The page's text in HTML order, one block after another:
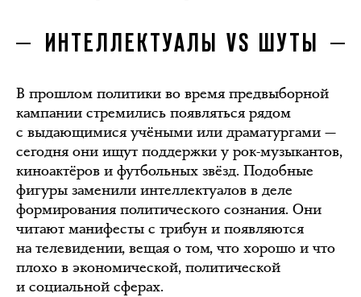
ИНТЕЛЛЕКТУАЛЫ VS ШУТЫ
В прошлом политики во время предвыборной
кампании стремились появляться рядом
с выдающимися учёными или драматургами —
сегодня они ищут поддержки у рок-музыкантов,
киноактёров и футбольных звёзд. Подобные
фигуры заменили интеллектуалов в деле
формирования политического сознания. Они
читают манифесты с трибун и появляются
на телевидении, вещая о том, что хорошо и что
плохо в экономической, политической
и социальной сферах.